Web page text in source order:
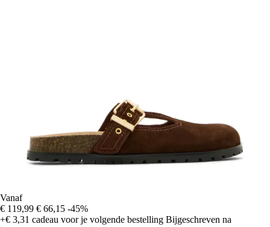
Vanaf
€ 119,99 € 66,15 -45%
+€ 3,31 cadeau voor je volgende bestelling Bijgeschreven na